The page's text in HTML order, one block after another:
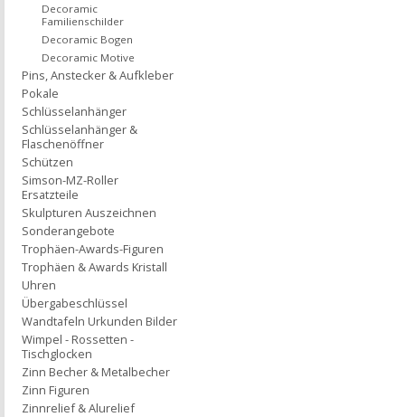
Decoramic
Familienschilder
Decoramic Bogen
Decoramic Motive
Pins, Anstecker & Aufkleber
Pokale
Schlüsselanhänger
Schlüsselanhänger &
Flaschenöffner
Schützen
Simson-MZ-Roller
Ersatzteile
Skulpturen Auszeichnen
Sonderangebote
Trophäen-Awards-Figuren
Trophäen & Awards Kristall
Uhren
Übergabeschlüssel
Wandtafeln Urkunden Bilder
Wimpel - Rossetten -
Tischglocken
Zinn Becher & Metalbecher
Zinn Figuren
Zinnrelief & Alurelief